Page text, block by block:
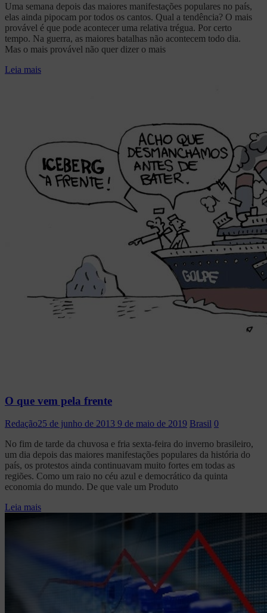
Uma semana depois das maiores manifestações populares no país,
elas ainda pipocam por todos os cantos. Qual a tendência? O mais
provável é que pode acontecer uma relativa trégua. Por certo
tempo. Na guerra, as maiores batalhas não acontecem todo dia.
Mas o mais provável não quer dizer o mais
Leia mais
O que vem pela frente
Redação25 de junho de 2013 9 de maio de 2019 Brasil 0
No fim de tarde da chuvosa e fria sexta-feira do inverno brasileiro,
um dia depois das maiores manifestações populares da história do
país, os protestos ainda continuavam muito fortes em todas as
regiões. Como um raio no céu azul e democrático da quinta
economia do mundo. De que vale um Produto
Leia mais